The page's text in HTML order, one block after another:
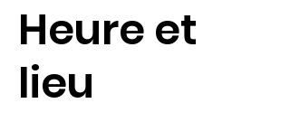
Heure et
lieu